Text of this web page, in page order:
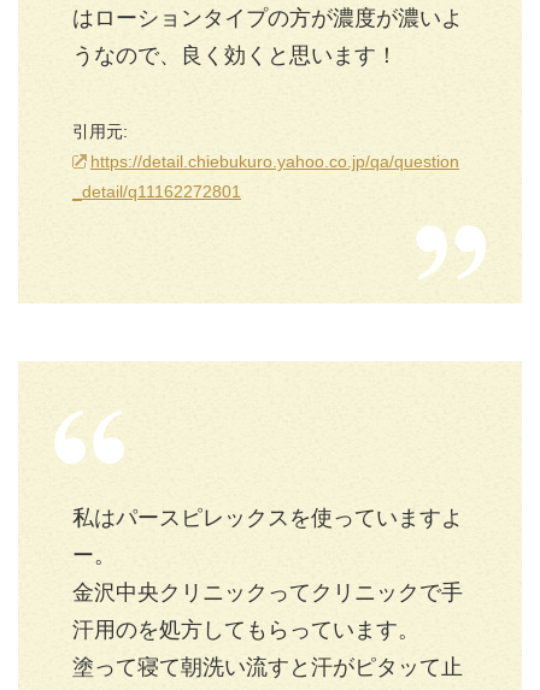
はローションタイプの方が濃度が濃いよ
うなので、良く効くと思います！
引用元:
https://detail.chiebukuro.yahoo.co.jp/qa/question
_detail/q11162272801
私はパースピレックスを使っていますよ
ー。
金沢中央クリニックってクリニックで手
汗用のを処方してもらっています。
塗って寝て朝洗い流すと汗がピタッて止